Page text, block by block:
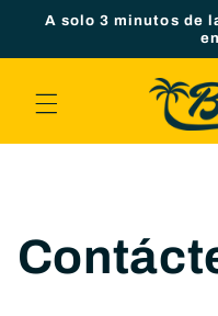
directamente
A solo 3 minutos de